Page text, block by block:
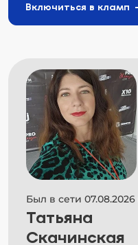
Включиться в кламп
Был в сети 07.08.2026
Татьяна
Скачинская